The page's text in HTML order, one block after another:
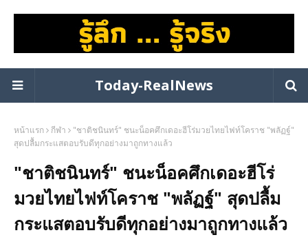
Today-RealNews
หน้าแรก กีฬา
"ชาติชนินทร์" ชนะน็อคศึกเดอะฮีโร่มวยไทยไฟท์โคราช "พลัฏฐ์"
สุดปลื้มกระแสตอบรับดีทุกอย่างมาถูกทางแล้ว
"ชาติชนินทร์" ชนะน็อคศึกเดอะฮีโร่
มวยไทยไฟท์โคราช "พลัฏฐ์" สุดปลื้ม
กระแสตอบรับดีทุกอย่างมาถูกทางแล้ว